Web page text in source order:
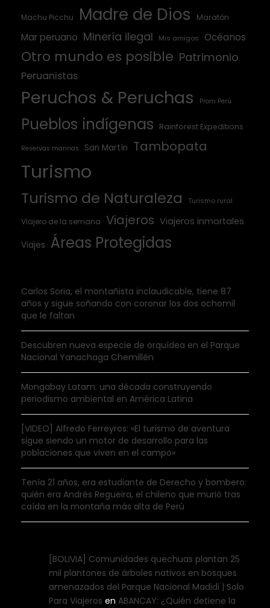
Machu Picchu Madre de Dios Maratón
Mar peruano Minería ilegal Mis amigos Océanos
Otro mundo es posible Patrimonio
Peruanistas
Peruchos & Peruchas Prom Perú
Pueblos indígenas Rainforest Expeditions
Reservas marinas San Martín Tambopata
Turismo
Turismo de Naturaleza Turismo rural
Viajero de la semana Viajeros Viajeros inmortales
Viajes Áreas Protegidas
Carlos Soria, el montañista inclaudicable, tiene 87
años y sigue soñando con coronar los dos ochomil
que le faltan
Descubren nueva especie de orquídea en el Parque
Nacional Yanachaga Chemillén
Mongabay Latam: una década construyendo
periodismo ambiental en América Latina
[VIDEO] Alfredo Ferreyros: «El turismo de aventura
sigue siendo un motor de desarrollo para las
poblaciones que viven en el campo»
Tenía 21 años, era estudiante de Derecho y bombero:
quién era Andrés Regueira, el chileno que murió tras
caída en la montaña más alta de Perú
[BOLIVIA] Comunidades quechuas plantan 25
mil plantones de árboles nativos en bosques
amenazados del Parque Nacional Madidi | Solo
Para Viajeros en ABANCAY: ¿Quién detiene la